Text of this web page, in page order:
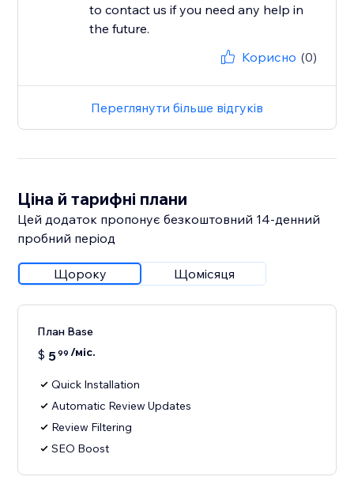
to contact us if you need any help in
the future.
Корисно (0)
Переглянути більше відгуків
Ціна й тарифні плани
Цей додаток пропонує безкоштовний 14‑денний
пробний період
Щороку Щомісяця
План Base
$ 599 /міс.
Quick Installation
Automatic Review Updates
Review Filtering
SEO Boost